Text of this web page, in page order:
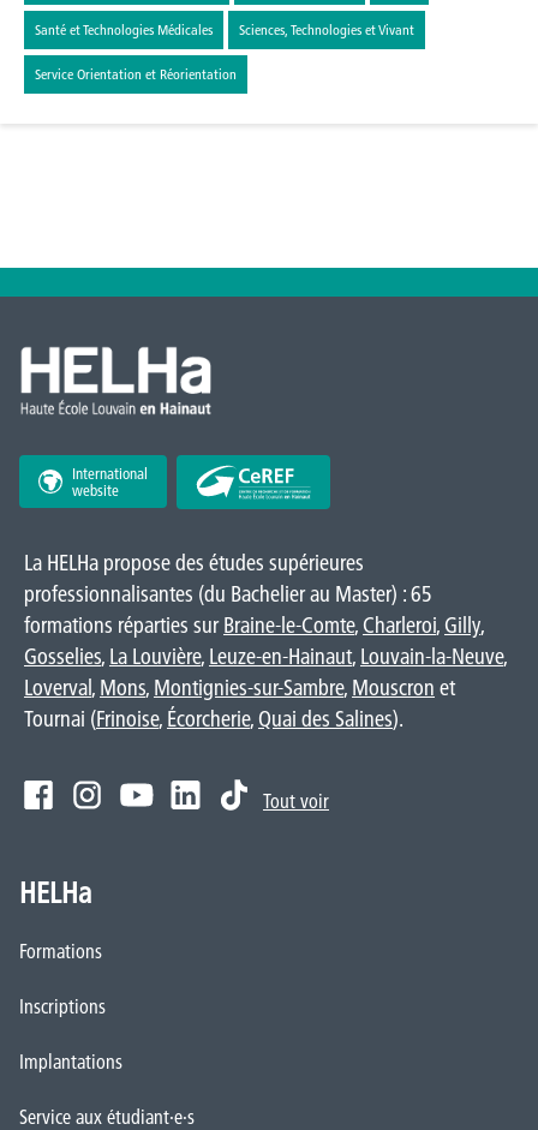
Santé et Technologies Médicales Sciences, Technologies et Vivant
Service Orientation et Réorientation
International
website
La HELHa propose des études supérieures
professionnalisantes (du Bachelier au Master) : 65
formations réparties surBraine-le-Comte, Charleroi, Gilly,
Gosselies, La Louvière, Leuze-en-Hainaut, Louvain-la-Neuve,
Loverval, Mons, Montignies-sur-Sambre, Mouscron et
Tournai (Frinoise, Écorcherie, Quai des Salines).
Tout voir
HELHa
Formations
Inscriptions
Implantations
Service aux étudiant·e·s